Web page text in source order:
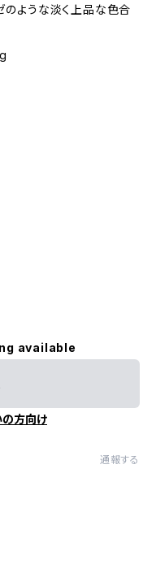
のような淡く上品な色合
available
方向け
通報する